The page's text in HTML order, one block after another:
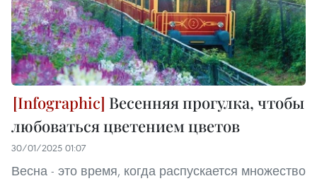
Весенняя прогулка, чтобы
любоваться цветением цветов
30/01/2025 01:07
Весна - это время, когда распускается множество